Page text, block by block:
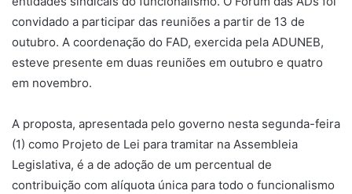
convidado a participar das reuniões a partir de 13 de
outubro. A coordenação do FAD, exercida pela ADUNEB,
esteve presente em duas reuniões em outubro e quatro
em novembro.
A proposta, apresentada pelo governo nesta segunda-feira
(1) como Projeto de Lei para tramitar na Assembleia
Legislativa, é a de adoção de um percentual de
contribuição com alíquota única para todo o funcionalismo